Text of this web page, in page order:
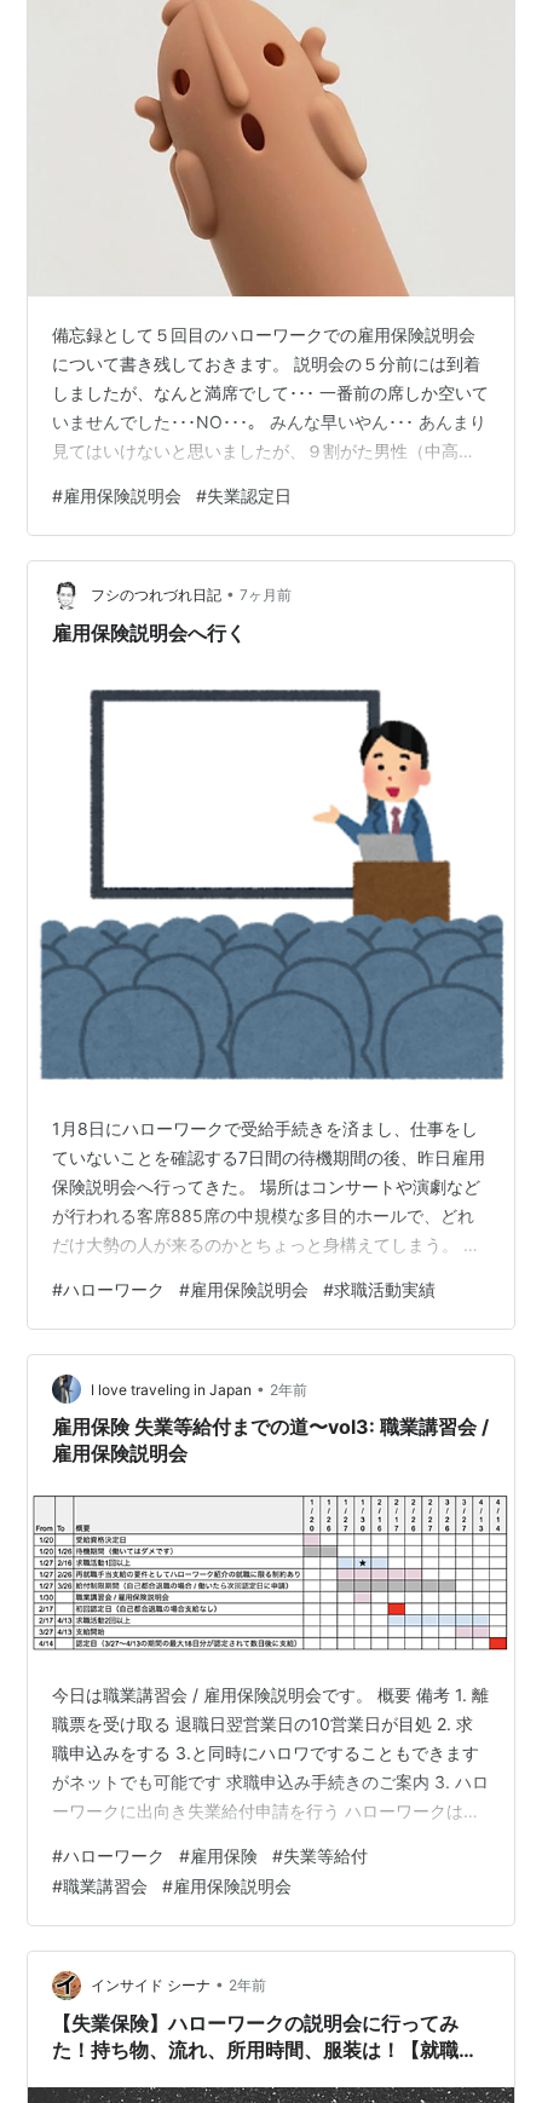
備忘録として５回目のハローワークでの雇用保険説明会
について書き残しておきます。 説明会の５分前には到着
しましたが、なんと満席でして･･･ 一番前の席しか空いて
いませんでした･･･NO･･･。 みんな早いやん･･･ あんまり
見てはいけないと思いましたが、９割がた男性（中高
ったかもしれません。 むしろアラフィフの私が最年少な
のでは？と言っても過言ではない感じでした。 で、説明
会と言ってもビデオを見るだけでした･･･ああ･･･そうな
の･･･ 係の人も退出しちゃって･･･ 「えええ？」って思い
ましたけどね。 まあそんなもんなのかもしれません。 １
#雇用保険説明会 #失業認定日
フシのつれづれ日記 • 7ヶ月前
雇用保険説明会へ行く
1月8日にハローワークで受給手続きを済まし、仕事をし
ていないことを確認する7日間の待機期間の後、昨日雇用
保険説明会へ行ってきた。 場所はコンサートや演劇など
が行われる客席885席の中規模な多目的ホールで、どれ
だけ大勢の人が来るのかとちょっと身構えてしまう。 受
の私は13時35分に到着しすぐにホールの入り口に行く
と、既に20人ぐらいの人が並んでいたので早足で最後尾
へと並ぶ。 受付はスムーズに進み、自分の順番が来ると
「今後の手続きのご案内」というプリントを見せ、マイ
ナンバーカードを渡し名前と生年月日を答えると、「雇
用保険受給資格者証」を渡され…
#ハローワーク #雇用保険説明会 #求職活動実績
I love traveling in Japan • 2年前
雇用保険 失業等給付までの道〜vol3: 職業講習会 /
雇用保険説明会
今日は職業講習会 / 雇用保険説明会です。 概要 備考 1. 離
職票を受け取る 退職日翌営業日の10営業日が目処 2. 求
職申込みをする 3.と同時にハロワですることもできます
がネットでも可能です 求職申込み手続きのご案内 3. ハロ
ーワークに出向き失業給付申請を行う ハローワークは自
ークの所在案内 4. here now!職業講習会 / 雇用保険説明
会に参加する 申請日によって決まっています1/20(月)申
請の場合は1/30(木) 5. 初回認定日にハローワークに必ず
出向く！ 申請日によって決まっています1/20(月)申請の
場合は2/17(…
#ハローワーク #雇用保険 #失業等給付
#職業講習会 #雇用保険説明会
インサイド シーナ • 2年前
【失業保険】ハローワークの説明会に行ってみ
た！持ち物、流れ、所用時間、服装は！【就職準